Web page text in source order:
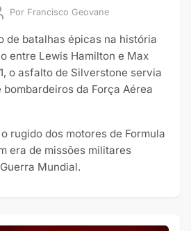
Por Francisco Geovane
de batalhas épicas na história
entre Lewis Hamilton e Max
o asfalto de Silverstone servia
da Força Aérea
rugido dos motores de Formula
era de missões militares
Mundial.